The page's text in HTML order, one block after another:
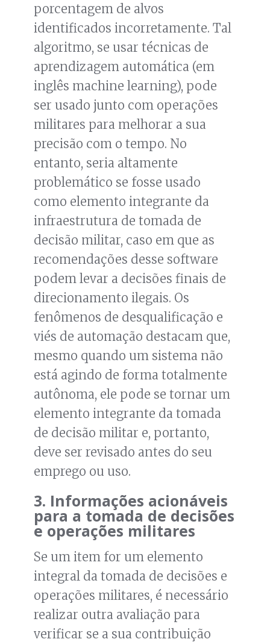
porcentagem de alvos
identificados incorretamente. Tal
algoritmo, se usar técnicas de
aprendizagem automática (em
inglês machine learning), pode
ser usado junto com operações
militares para melhorar a sua
precisão com o tempo. No
entanto, seria altamente
problemático se fosse usado
como elemento integrante da
infraestrutura de tomada de
decisão militar, caso em que as
recomendações desse software
podem levar a decisões finais de
direcionamento ilegais. Os
fenômenos de desqualificação e
viés de automação destacam que,
mesmo quando um sistema não
está agindo de forma totalmente
autônoma, ele pode se tornar um
elemento integrante da tomada
de decisão militar e, portanto,
deve ser revisado antes do seu
emprego ou uso.
3. Informações acionáveis
para a tomada de decisões
e operações militares
Se um item for um elemento
integral da tomada de decisões e
operações militares, é necessário
realizar outra avaliação para
verificar se a sua contribuição